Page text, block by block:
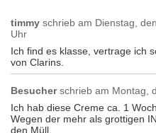
timmy schrieb am Dienstag,
Uhr
Ich find es klasse, vertrage ich
von Clarins.
Besucher schrieb am Montag,
Ich hab diese Creme ca. 1
Wegen der mehr als grottigen
den Müll.